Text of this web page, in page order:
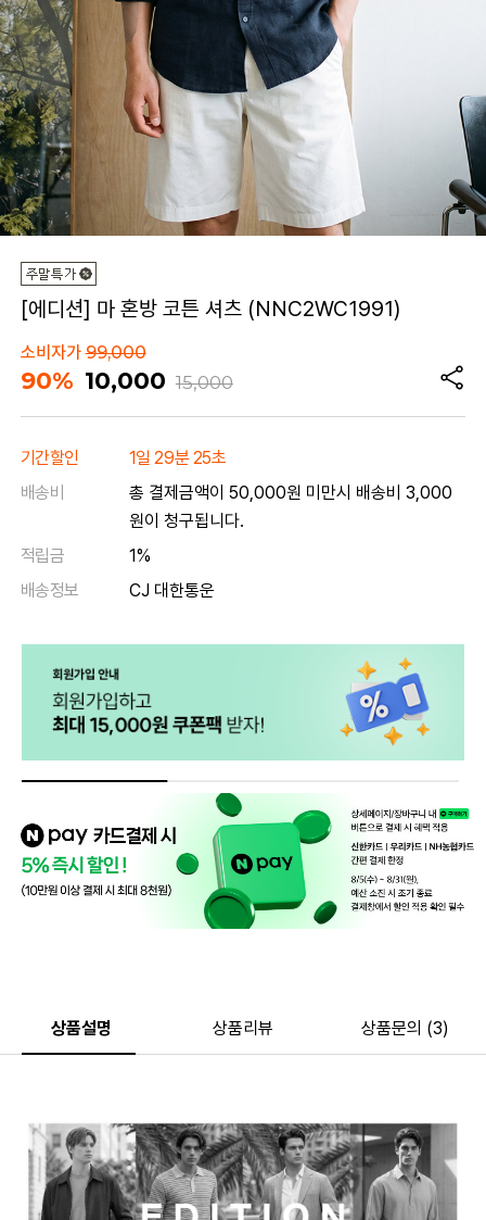
[에디션] 마 혼방 코튼 셔츠 (NNC2WC1991)
소비자가99,000
90% 10,000 15,000
기간할인
1일 29분 25초
배송비
총 결제금액이 50,000원 미만시 배송비 3,000
원이 청구됩니다.
적립금
1%
배송정보
CJ 대한통운
상품설명 상품리뷰 상품문의 (3)